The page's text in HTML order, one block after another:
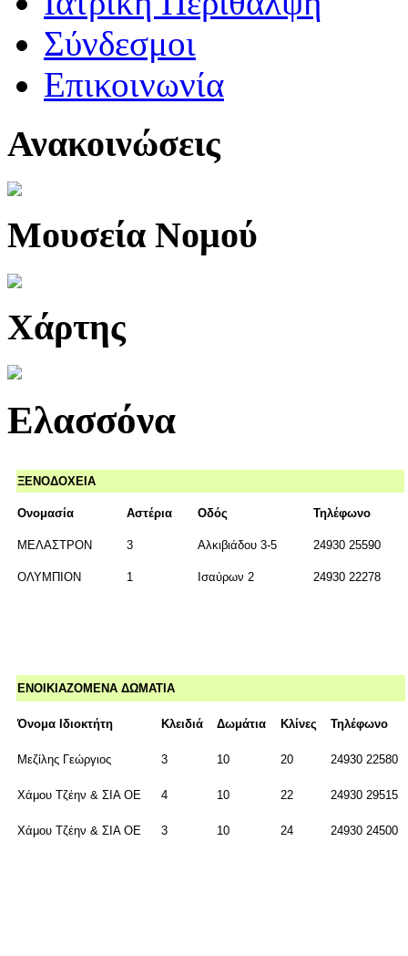
Σύνδεσμοι
Επικοινωνία
Ανακοινώσεις
Μουσεία Νομού
Χάρτης
Ελασσόνα
ΞΕΝΟΔΟΧΕΙΑ
Ονομασία Αστέρια Οδός Τηλέφωνο
ΜΕΛΑΣΤΡΟΝ 3 Αλκιβιάδου 3-5 24930 25590
ΟΛΥΜΠΙΟΝ 1 Ισαύρων 2 24930 22278
ΕΝΟΙΚΙΑΖΟΜΕΝΑ ΔΩΜΑΤΙΑ
Όνομα Ιδιοκτήτη Κλειδιά Δωμάτια Κλίνες Τηλέφωνο
Μεζίλης Γεώργιος 3 10 20 24930 22580
Χάμου Τζέην & ΣΙΑ ΟΕ 4 10 22 24930 29515
Χάμου Τζέην & ΣΙΑ ΟΕ 3 10 24 24930 24500